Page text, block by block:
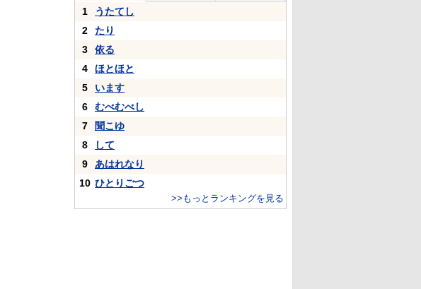
1
うたてし
2
たり
3
依る
4
ほとほと
5
います
6
むべむべし
7
聞こゆ
8
して
9
あはれなり
10 ひとりごつ
>>もっとランキングを見る